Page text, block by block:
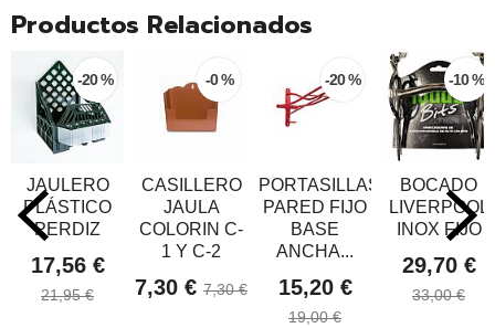
Productos Relacionados
-20 %
JAULERO
PLÁSTICO
PERDIZ
17,56 €
21,95 €
-0 %
CASILLERO
JAULA
COLORIN C-
1 Y C-2
7,30 € 7,30 €
-20 %
PORTASILLAS
PARED FIJO
BASE
ANCHA...
15,20 €
19,00 €
-10 %
BOCADO
LIVERPOOL
INOX FIJO
29,70 €
33,00 €